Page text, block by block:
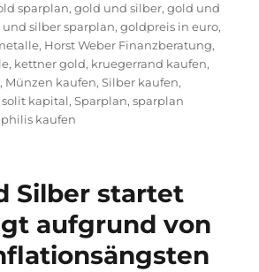
sparplan,gold und silber,gold und
und silber sparplan,goldpreis in euro,
, Horst Weber Finanzberatung,
, kettner gold, kruegerrand kaufen,
, Münzen kaufen,Silber kaufen,
solit kapital,Sparplan,sparplan
kaufen
Silber startet
aufgrund von